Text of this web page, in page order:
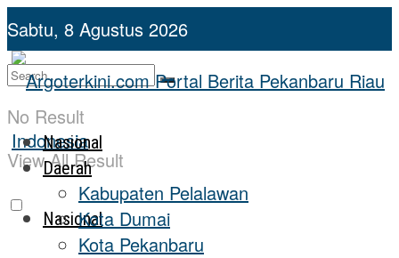
Sabtu, 8 Agustus 2026
No Result
View All Result
Nasional
Nasional
Daerah
Kabupaten Pelalawan
Kota Dumai
Kota Pekanbaru